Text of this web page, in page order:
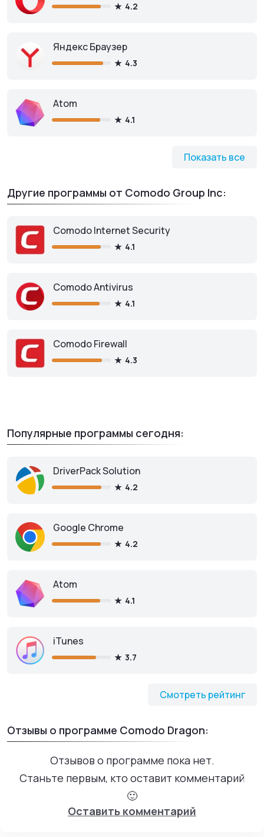
Показать все
4.2
Яндекс Браузер
4.3
Atom
4.1
Другие программы от Comodo Group Inc:
Comodo Internet Security
4.1
Comodo Antivirus
4.1
Comodo Firewall
4.3
Популярные программы сегодня:
Смотреть рейтинг
DriverPack Solution
4.2
Google Chrome
4.2
Atom
4.1
iTunes
3.7
Отзывы о программе Comodo Dragon:
Отзывов о программе пока нет.
Станьте первым, кто оставит комментарий
🙂
Оставить комментарий